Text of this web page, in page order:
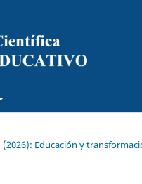
(2026): Educación y